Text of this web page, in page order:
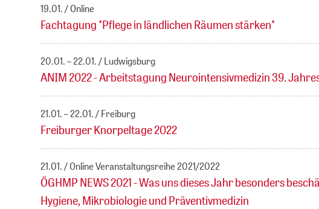
19.01. Online
Fachtagung "Pflege in ländlichen Räumen stärken"
20.01. – 22.01. Ludwigsburg
ANIM 2022 - Arbeitstagung Neurointensivmedizin 39.
21.01. – 22.01. Freiburg
Freiburger Knorpeltage 2022
21.01. Online Veranstaltungsreihe 2021/2022
ÖGHMP NEWS 2021 - Was uns dieses Jahr besonders
Hygiene, Mikrobiologie und Präventivmedizin